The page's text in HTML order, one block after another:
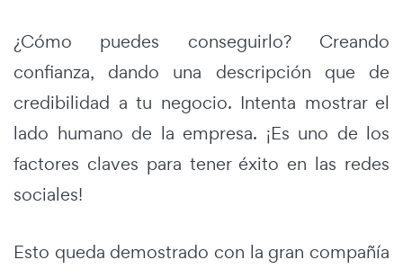
¿Cómo puedes conseguirlo? Creando
confianza, dando una descripción que de
credibilidad a tu negocio. Intenta mostrar el
lado humano de la empresa. ¡Es uno de los
factores claves para tener éxito en las redes
sociales!
Esto queda demostrado con la gran compañía